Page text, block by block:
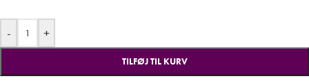
- +
TILFØJ TIL KURV